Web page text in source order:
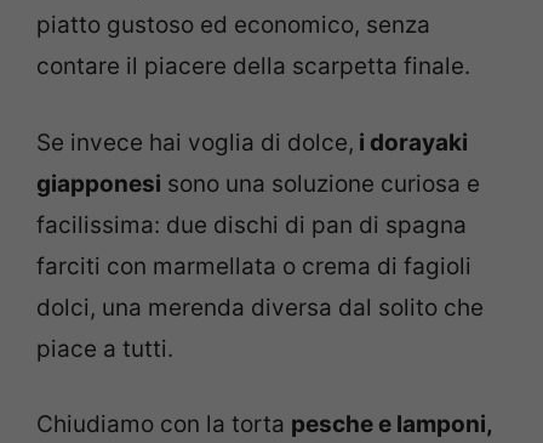
piatto gustoso ed economico, senza
contare il piacere della scarpetta finale.
Se invece hai voglia di dolce, i dorayaki
giapponesi sono una soluzione curiosa e
facilissima: due dischi di pan di spagna
farciti con marmellata o crema di fagioli
dolci, una merenda diversa dal solito che
piace a tutti.
Chiudiamo con la torta pesche e lamponi,